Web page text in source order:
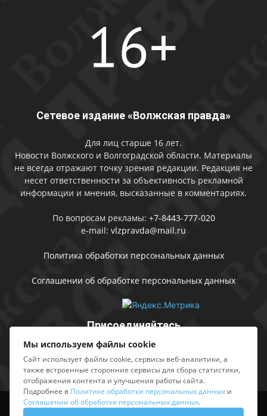
Сетевое издание «Волжская правда»
Для лиц старше 16 лет.
Новости Волжского и Волгоградской области. Материалы
не всегда отражают точку зрения редакции. Редакция не
несет ответственности за объективность рекламной
информации и мнения, высказанные в комментариях.
По вопросам рекламы: +7-8443-777-020
e-mail: vlzpravda@mail.ru
Политика обработки персональных данных
Соглашении об обработке персональных данных
Присоединяйтесь
Выходные данные Sing in
Мы используем файлы cookie
Сайт использует файлы cookie, сервисы веб-аналитики, а
также встроенные сторонние сервисы для сбора статистики,
отображения контента и улучшения работы сайта.
Подробнее в Политике обработки персональных данных и
Соглашении об обработке персональных данных.